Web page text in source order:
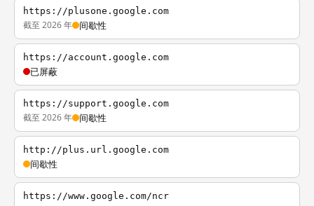
https://plusone.google.com
截至 2026 年 间歇性
https://account.google.com
已屏蔽
https://support.google.com
截至 2026 年 间歇性
http://plus.url.google.com
间歇性
https://www.google.com/ncr